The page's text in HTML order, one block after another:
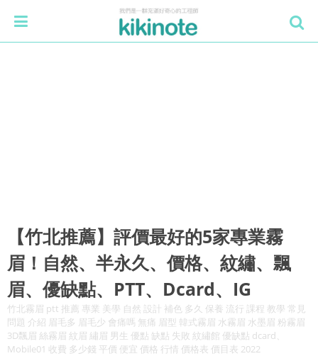
【竹北推薦】評價最好的5家專業霧
眉！自然、半永久、價格、紋繡、飄
眉、優缺點、PTT、Dcard、IG
竹北霧眉 ptt 推薦 專業 美學 自然 設計 補色 多久 保養 流行 課程 教學 常見
問題 介紹 眉毛多 眉毛少 會痛嗎 無痛 眉型 韓式霧眉 水霧眉 水墨眉 粉霧眉
3D飄眉 絲霧眉 紋眉 繡眉 男生 優點 缺點 失敗 紋繡館 優缺點 dcard、
Mobile01 收費 多少錢 平價 便宜 價格 行情 價格表 價目表 2022